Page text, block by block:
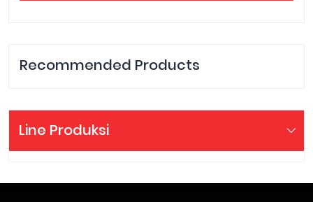
Line Produksi
Recommended Products